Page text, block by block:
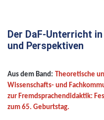
Der DaF-Unterricht
und Perspektiven
Aus dem Band:
Theoretische
Wissenschafts- und
zur Fremdsprachendidaktik:
zum 65. Geburtstag.